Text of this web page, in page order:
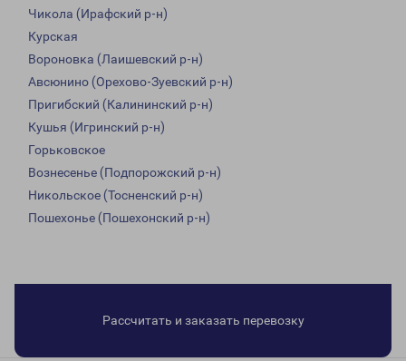
Чикола (Ирафский р-н)
Курская
Вороновка (Лаишевский р-н)
Авсюнино (Орехово-Зуевский р-н)
Пригибский (Калининский р-н)
Кушья (Игринский р-н)
Горьковское
Вознесенье (Подпорожский р-н)
Никольское (Тосненский р-н)
Пошехонье (Пошехонский р-н)
Рассчитать и заказать перевозку